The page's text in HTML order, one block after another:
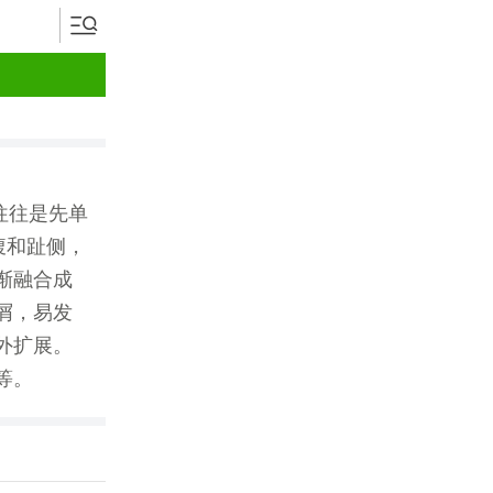
往是先单
趾侧，
融合成
，易发
展。